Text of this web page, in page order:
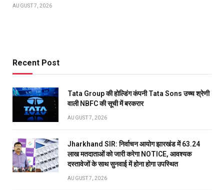
AUGUST 7, 2026
Recent Post
Tata Group की होल्डिंग कंपनी Tata Sons उच्च श्रेणी
वाली NBFC की सूची में बरकरार
AUGUST 7, 2026
Jharkhand SIR: निर्वाचन आयोग झारखंड में 63.24
लाख मतदाताओं को जारी करेगा NOTICE, आवश्यक
दस्तावेजों के साथ सुनवाई में होना होगा उपस्थित
AUGUST 7, 2026